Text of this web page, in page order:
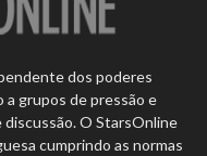
dos poderes
grupos de pressão e
O StarsOnline
cumprindo as normas